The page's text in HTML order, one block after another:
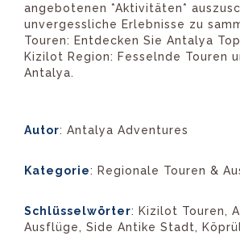
angebotenen *Aktivitäten*
unvergessliche Erlebnisse zu
Touren: Entdecken Sie Antalya
Kizilot Region: Fesselnde Touren
Antalya.
Autor: Antalya Adventures
Kategorie: Regionale Touren &
Schlüsselwörter: Kizilot Touren,
Ausflüge, Side Antike Stadt,